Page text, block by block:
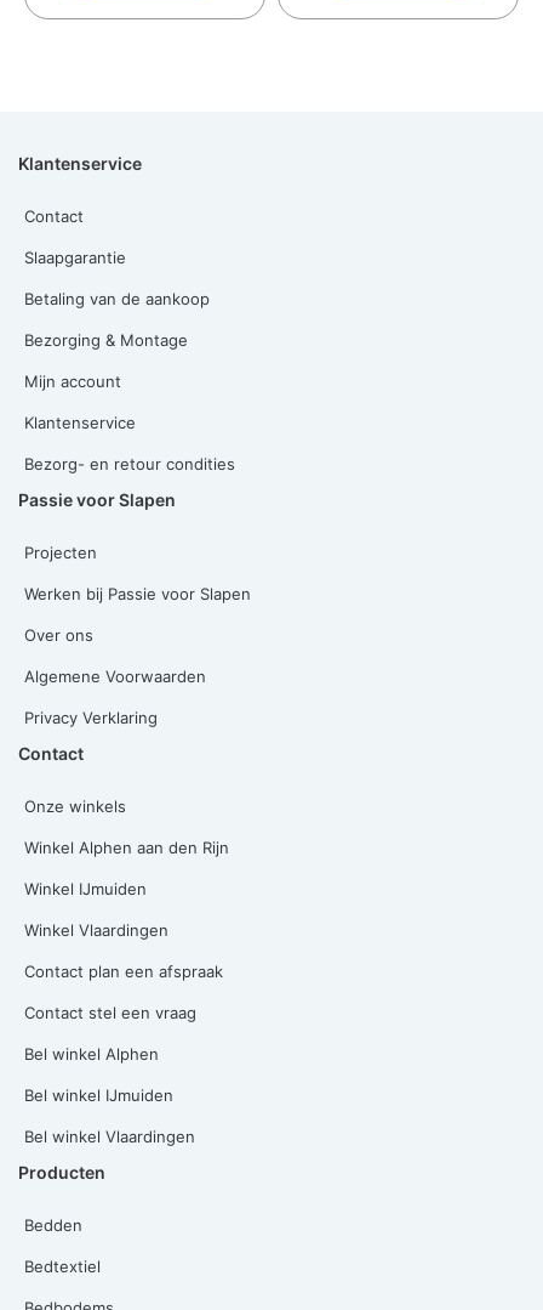
Klantenservice
Contact
Slaapgarantie
Betaling van de aankoop
Bezorging & Montage
Mijn account
Klantenservice
Bezorg- en retour condities
Passie voor Slapen
Projecten
Werken bij Passie voor Slapen
Over ons
Algemene Voorwaarden
Privacy Verklaring
Contact
Onze winkels
Winkel Alphen aan den Rijn
Winkel IJmuiden
Winkel Vlaardingen
Contact plan een afspraak
Contact stel een vraag
Bel winkel Alphen
Bel winkel IJmuiden
Bel winkel Vlaardingen
Producten
Bedden
Bedtextiel